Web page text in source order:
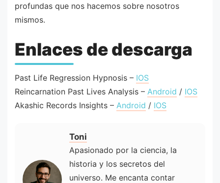
profundas que nos hacemos sobre nosotros
mismos.
Enlaces de descarga
Past Life Regression Hypnosis – IOS
Reincarnation Past Lives Analysis – Android / IOS
Akashic Records Insights – Android / IOS
Toni
Apasionado por la ciencia, la
historia y los secretos del
universo. Me encanta contar